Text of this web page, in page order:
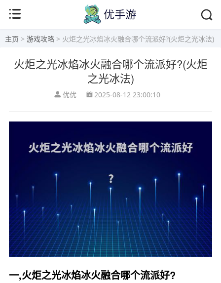
主页 > 游戏攻略 > 火炬之光冰焰冰火融合哪个流派好?(火炬之光冰法)
火炬之光冰焰冰火融合哪个流派好?(火炬
之光冰法)
优优 2025-08-12 23:00:10
一,火炬之光冰焰冰火融合哪个流派好?